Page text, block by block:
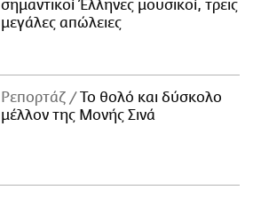
σημαντικοί Έλληνες μουσικοί, τρεις
μεγάλες απώλειες
Ρεπορτάζ
Το θολό και δύσκολο
μέλλον της Μονής Σινά